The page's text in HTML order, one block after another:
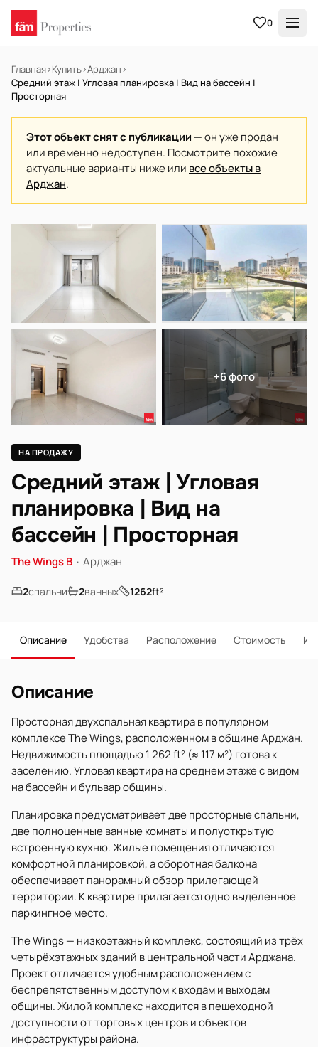
0
Главная›Купить›Арджан›
Средний этаж | Угловая планировка | Вид на бассейн |
Просторная
Этот объект снят с публикации — он уже продан
или временно недоступен. Посмотрите похожие
актуальные варианты ниже или все объекты в
Арджан.
Готов к заселению
+6 фото
НА ПРОДАЖУ
Средний этаж | Угловая
планировка | Вид на
бассейн | Просторная
The Wings B · Арджан
2спальни 2ванных 1262ft²
Описание Удобства Расположение Стоимость
Описание
Просторная двухспальная квартира в популярном
комплексе The Wings, расположенном в общине Арджан.
Недвижимость площадью 1 262 ft² (≈ 117 м²) готова к
заселению. Угловая квартира на среднем этаже с видом
на бассейн и бульвар общины.
Планировка предусматривает две просторные спальни,
две полноценные ванные комнаты и полуоткрытую
встроенную кухню. Жилые помещения отличаются
комфортной планировкой, а оборотная балкона
обеспечивает панорамный обзор прилегающей
территории. К квартире прилагается одно выделенное
паркингное место.
The Wings — низкоэтажный комплекс, состоящий из трёх
четырёхэтажных зданий в центральной части Арджана.
Проект отличается удобным расположением с
беспрепятственным доступом к входам и выходам
общины. Жилой комплекс находится в пешеходной
доступности от торговых центров и объектов
инфраструктуры района.